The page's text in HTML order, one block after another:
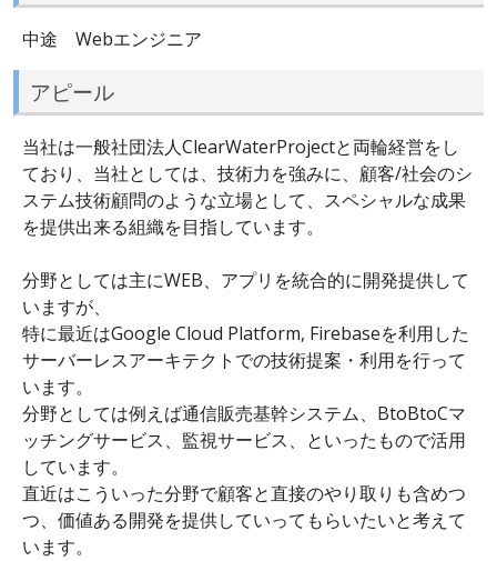
中途 Webエンジニア
アピール
当社は一般社団法人ClearWaterProjectと両輪経営をし
ており、当社としては、技術力を強みに、顧客/社会のシ
ステム技術顧問のような立場として、スペシャルな成果
を提供出来る組織を目指しています。
分野としては主にWEB、アプリを統合的に開発提供して
いますが、
特に最近はGoogle Cloud Platform, Firebaseを利用した
サーバーレスアーキテクトでの技術提案・利用を行って
います。
分野としては例えば通信販売基幹システム、BtoBtoCマ
ッチングサービス、監視サービス、といったもので活用
しています。
直近はこういった分野で顧客と直接のやり取りも含めつ
つ、価値ある開発を提供していってもらいたいと考えて
います。